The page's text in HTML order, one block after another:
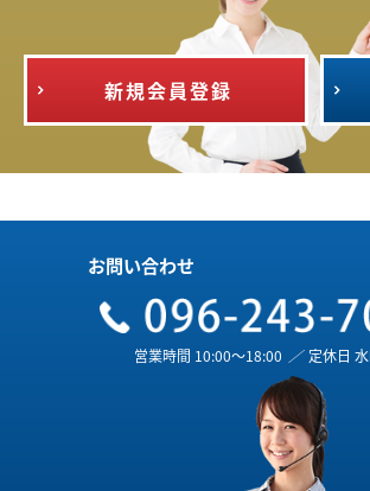
新規会員登録
お問い合わせ
営業時間 10:00～18:00 ／ 定休日